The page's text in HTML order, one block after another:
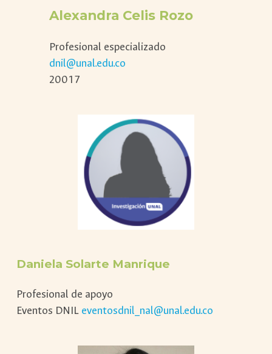
Alexandra Celis Rozo
Profesional especializado
dnil@unal.edu.co
20017
Daniela Solarte Manrique
Profesional de apoyo
Eventos DNIL eventosdnil_nal@unal.edu.co